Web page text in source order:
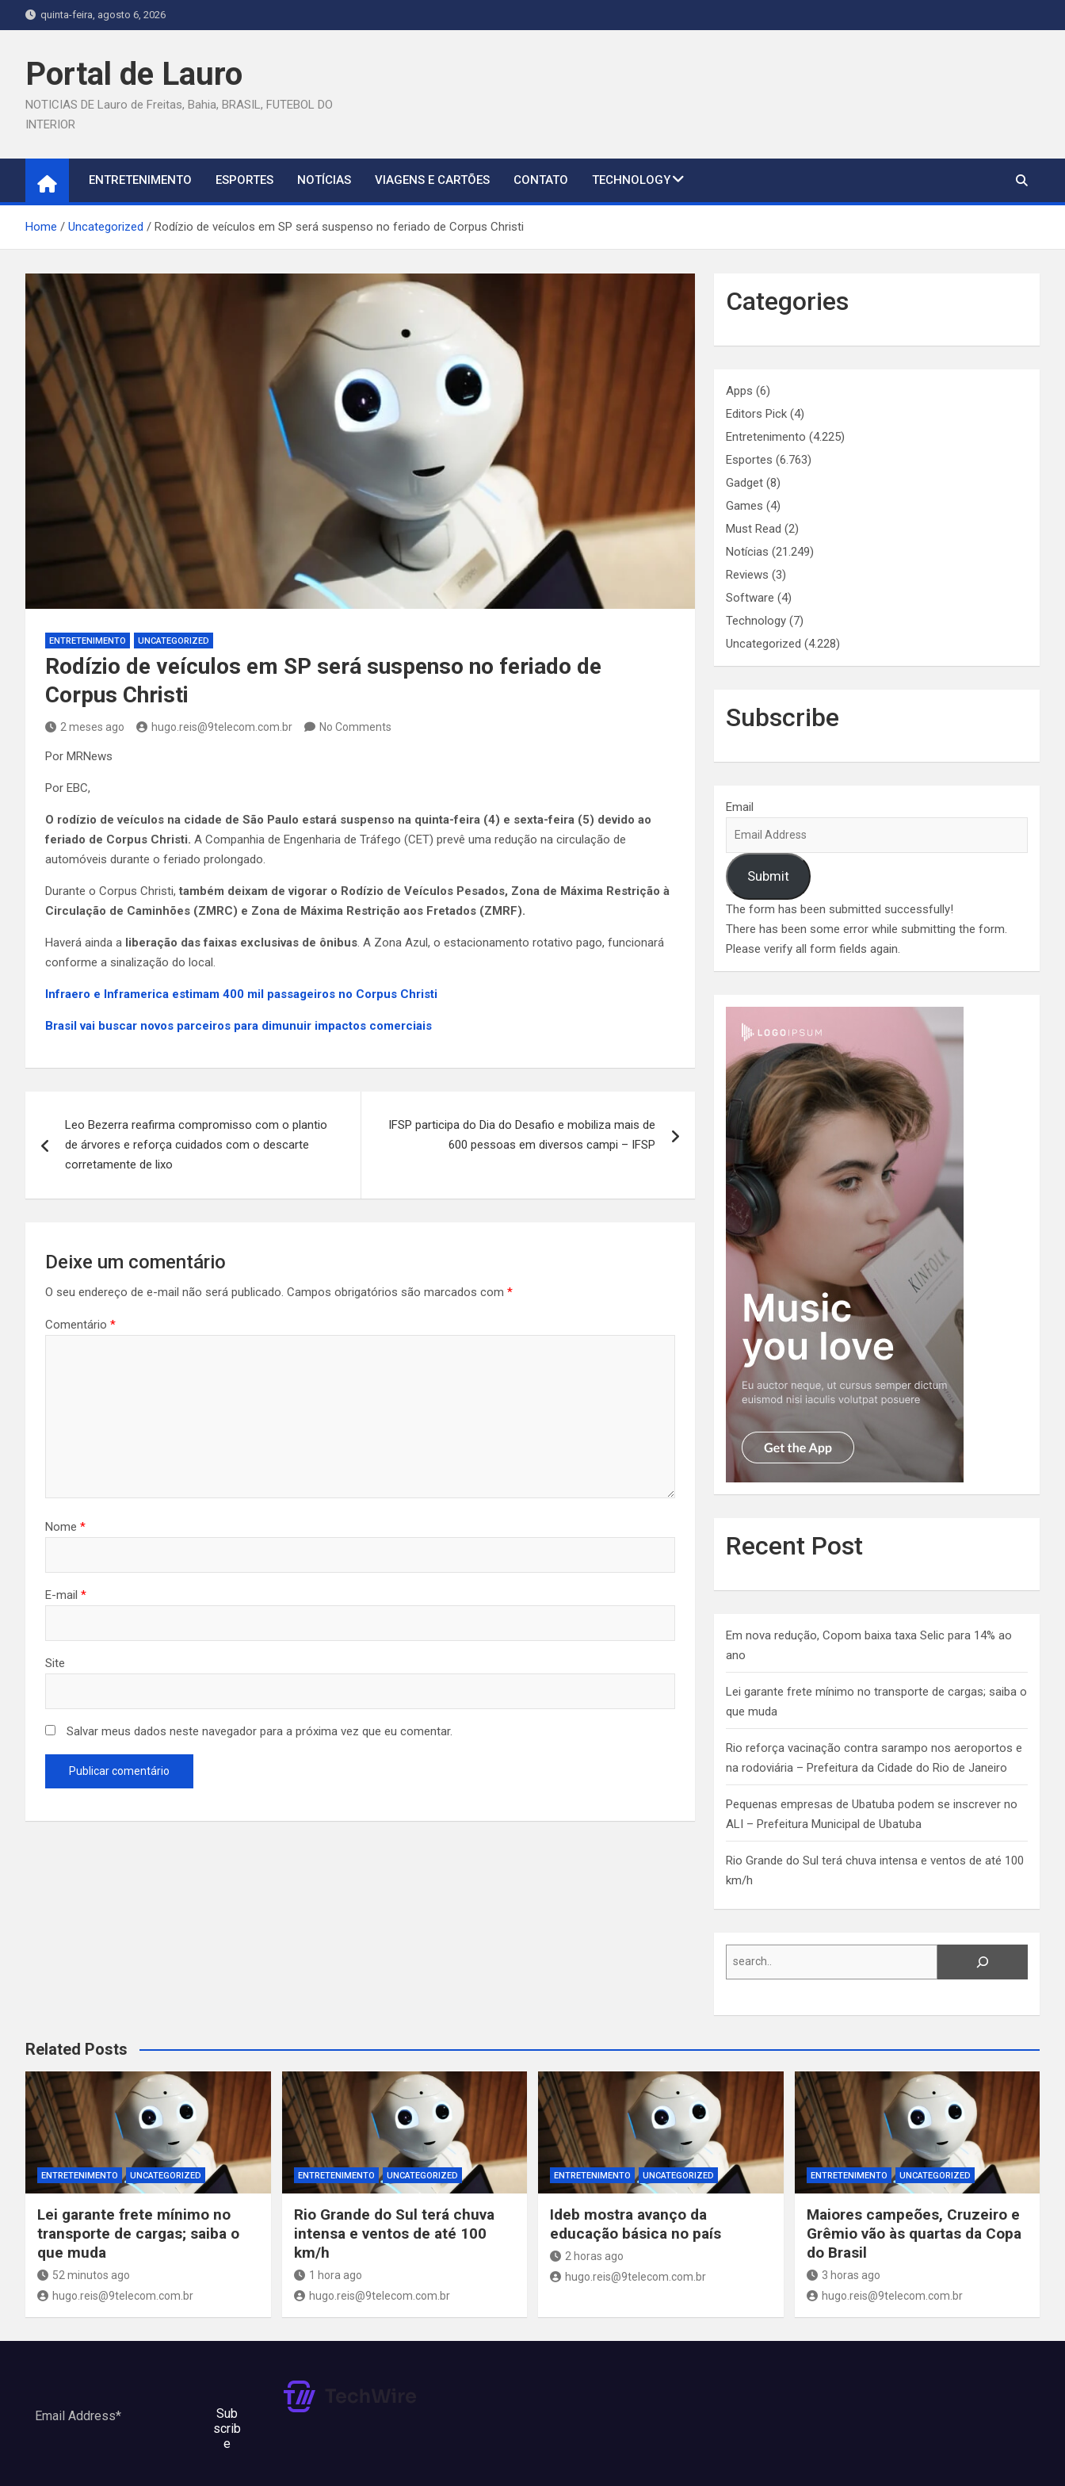
to
quinta-feira, agosto 6, 2026
Portal de Lauro
NOTICIAS DE Lauro de Freitas, Bahia, BRASIL, FUTEBOL DO
INTERIOR
ENTRETENIMENTO ESPORTES NOTÍCIAS VIAGENS E CARTÕES CONTATO TECHNOLOGY
Home Uncategorized Rodízio de veículos em SP será suspenso no feriado de Corpus Christi
ENTRETENIMENTO UNCATEGORIZED
Rodízio de veículos em SP será suspenso no feriado de
Corpus Christi
2 meses ago hugo.reis@9telecom.com.br No Comments
Por MRNews
Por EBC,
O rodízio de veículos na cidade de São Paulo estará suspenso na quinta-feira (4) e sexta-feira (5) devido ao
feriado de Corpus Christi. A Companhia de Engenharia de Tráfego (CET) prevê uma redução na circulação de
automóveis durante o feriado prolongado.
Durante o Corpus Christi,também deixam de vigorar o Rodízio de Veículos Pesados, Zona de Máxima Restrição à
Circulação de Caminhões (ZMRC) e Zona de Máxima Restrição aos Fretados (ZMRF).
Haverá ainda a liberação das faixas exclusivas de ônibus. A Zona Azul, o estacionamento rotativo pago, funcionará
conforme a sinalização do local.
Infraero e Inframerica estimam 400 mil passageiros no Corpus Christi
Brasil vai buscar novos parceiros para dimunuir impactos comerciais
de
Post
Leo Bezerra reafirma compromisso com o plantio
de árvores e reforça cuidados com o descarte
corretamente de lixo
IFSP participa do Dia do Desafio e mobiliza mais de
600 pessoas em diversos campi – IFSP
Deixe um comentário
O seu endereço de e-mail não será publicado. Campos obrigatórios são marcados com *
Comentário *
Nome *
E-mail *
Site
Salvar meus dados neste navegador para a próxima vez que eu comentar.
Categories
Apps (6)
Editors Pick (4)
Entretenimento (4.225)
Esportes (6.763)
Gadget (8)
Games (4)
Must Read (2)
Notícias (21.249)
Reviews (3)
Software (4)
Technology (7)
Uncategorized (4.228)
Subscribe
Email
Submit
The form has been submitted successfully!
There has been some error while submitting the form.
Please verify all form fields again.
Recent Post
Em nova redução, Copom baixa taxa Selic para 14% ao
ano
Lei garante frete mínimo no transporte de cargas; saiba o
que muda
Rio reforça vacinação contra sarampo nos aeroportos e
na rodoviária – Prefeitura da Cidade do Rio de Janeiro
Pequenas empresas de Ubatuba podem se inscrever no
ALI – Prefeitura Municipal de Ubatuba
Rio Grande do Sul terá chuva intensa e ventos de até 100
km/h
Search
Related Posts
ENTRETENIMENTO UNCATEGORIZED
Lei garante frete mínimo no
transporte de cargas; saiba o
que muda
52 minutos ago
hugo.reis@9telecom.com.br
ENTRETENIMENTO UNCATEGORIZED
Rio Grande do Sul terá chuva
intensa e ventos de até 100
km/h
1 hora ago
hugo.reis@9telecom.com.br
ENTRETENIMENTO UNCATEGORIZED
Ideb mostra avanço da
educação básica no país
2 horas ago
hugo.reis@9telecom.com.br
ENTRETENIMENTO UNCATEGORIZED
Maiores campeões, Cruzeiro e
Grêmio vão às quartas da Copa
do Brasil
3 horas ago
hugo.reis@9telecom.com.br
Sub
scrib
e